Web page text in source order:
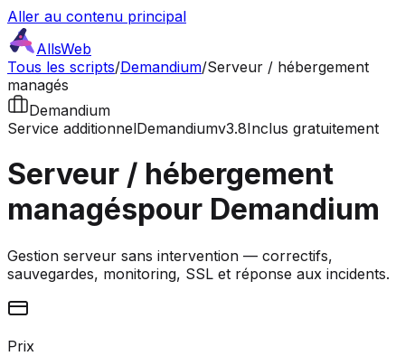
Aller au contenu principal
AllsWeb
Tous les scripts/Demandium/Serveur / hébergement
managés
Demandium
Service additionnelDemandiumv3.8Inclus gratuitement
Serveur / hébergement
managéspour Demandium
Gestion serveur sans intervention — correctifs,
sauvegardes, monitoring, SSL et réponse aux incidents.
Prix